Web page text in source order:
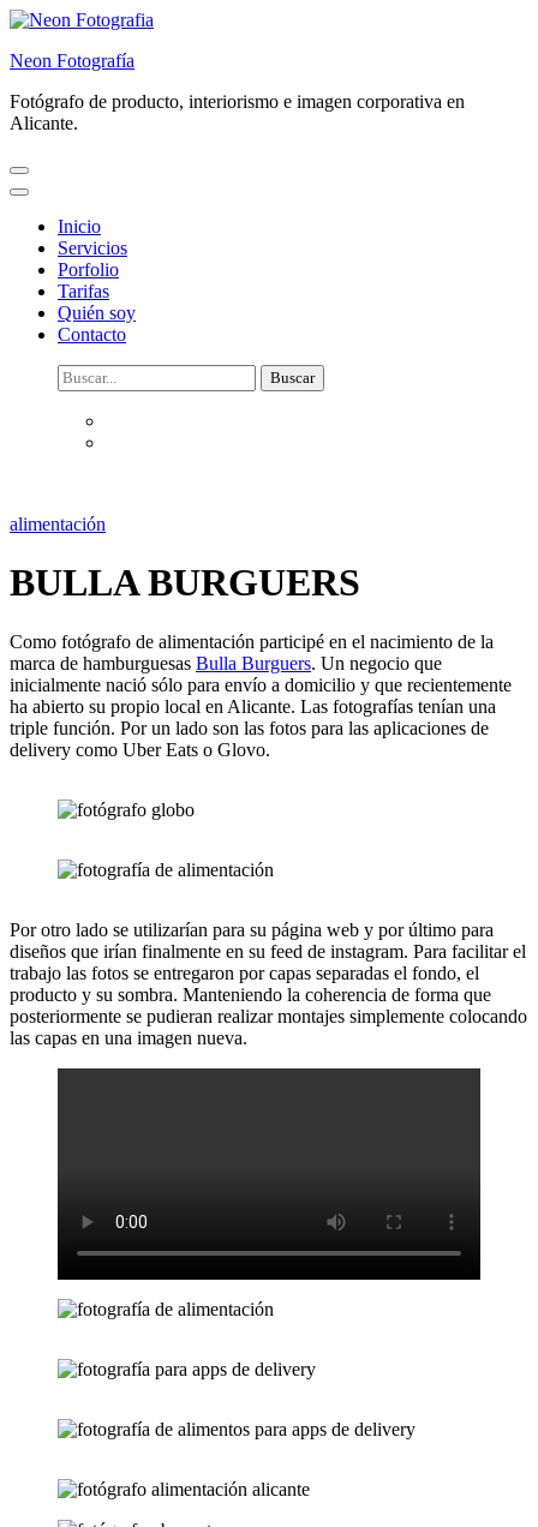
Saltar
contenido
la
tecla
Neon Fotografía
Fotógrafo de producto, interiorismo e imagen corporativa en
Alicante.
Inicio
Servicios
Porfolio
Tarifas
Quién soy
Contacto
Buscar:
alimentación
BULLA BURGUERS
Como fotógrafo de alimentación participé en el nacimiento de la
marca de hamburguesas Bulla Burguers. Un negocio que
inicialmente nació sólo para envío a domicilio y que recientemente
ha abierto su propio local en Alicante. Las fotografías tenían una
triple función. Por un lado son las fotos para las aplicaciones de
delivery como Uber Eats o Glovo.
Por otro lado se utilizarían para su página web y por último para
diseños que irían finalmente en su feed de instagram. Para facilitar el
trabajo las fotos se entregaron por capas separadas el fondo, el
producto y su sombra. Manteniendo la coherencia de forma que
posteriormente se pudieran realizar montajes simplemente colocando
las capas en una imagen nueva.